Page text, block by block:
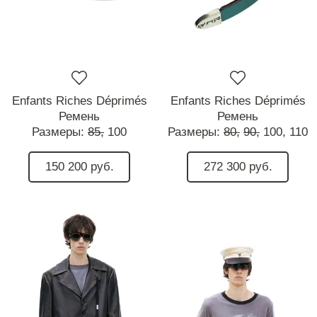
Enfants Riches Déprimés
Ремень
Размеры: 85, 100
150 200 руб.
Enfants Riches Déprimés
Ремень
Размеры: 80, 90, 100, 110
272 300 руб.